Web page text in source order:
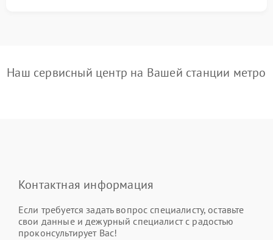
Наш сервисный центр на Вашей станции метро
Контактная информация
Если требуется задать вопрос специалисту, оставьте
свои данные и дежурный специалист с радостью
проконсультирует Вас!